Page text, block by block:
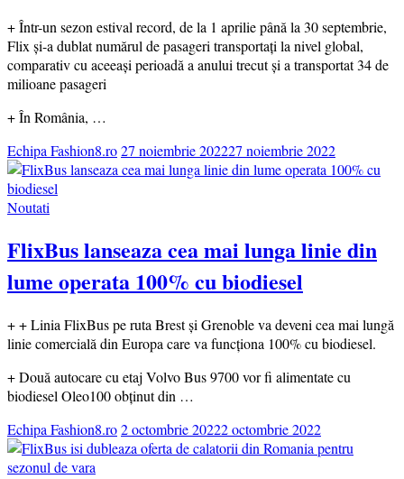
+ Într-un sezon estival record, de la 1 aprilie până la 30 septembrie,
Flix și-a dublat numărul de pasageri transportați la nivel global,
comparativ cu aceeași perioadă a anului trecut și a transportat 34 de
milioane pasageri
+ În România, …
Echipa Fashion8.ro27 noiembrie 202227 noiembrie 2022
Noutati
FlixBus lanseaza cea mai lunga linie din
lume operata 100% cu biodiesel
+ + Linia FlixBus pe ruta Brest și Grenoble va deveni cea mai lungă
linie comercială din Europa care va funcționa 100% cu biodiesel.
+ Două autocare cu etaj Volvo Bus 9700 vor fi alimentate cu
biodiesel Oleo100 obținut din …
Echipa Fashion8.ro2 octombrie 20222 octombrie 2022